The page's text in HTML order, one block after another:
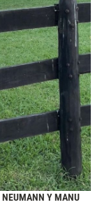
NEUMANN Y MANU